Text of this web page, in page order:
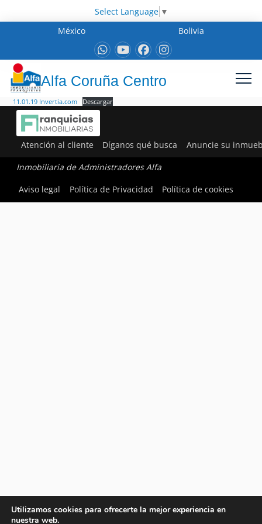
Select Language ▼
México
Bolivia
Alfa Coruña Centro
11.01.19 Invertia.com Descargar
Atención al cliente Díganos qué busca Anuncie su
Inmobiliaria de Administradores Alfa
Aviso legal
Política de Privacidad Política de cookies
Utilizamos cookies para ofrecerte la mejor experiencia en
nuestra web.